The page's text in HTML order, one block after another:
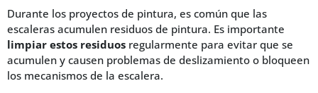
Durante los proyectos de pintura, es común que las
escaleras acumulen residuos de pintura. Es importante
limpiar estos residuos regularmente para evitar que se
acumulen y causen problemas de deslizamiento o bloqueen
los mecanismos de la escalera.